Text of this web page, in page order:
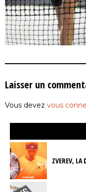
Laisser un
Vous devez vous
ZVEREV, LA